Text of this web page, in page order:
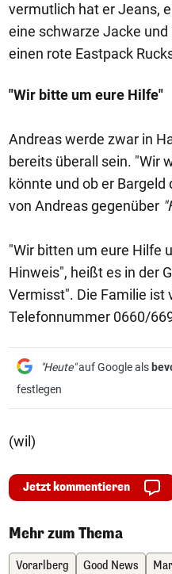
vermutlich hat er Jeans,
eine schwarze Jacke und
einen rote Eastpack
"Wir bitte um eure Hilfe"
Andreas werde zwar in
bereits überall sein. "Wir
könnte und ob er Bargeld
von Andreas gegenüber
"Wir bitten um eure Hilfe
Hinweis", heißt es in der
Vermisst". Die Familie ist
Telefonnummer 0660/
"Heute"auf Google als
festlegen
(wil)
Jetzt kommentieren
Mehr zum Thema
Vorarlberg Good News